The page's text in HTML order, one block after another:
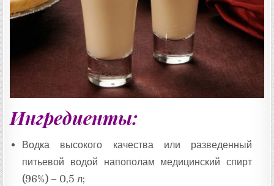
Ингредиенты:
Водка высокого качества или разведенный
питьевой водой напополам медицинский спирт
(96%) – 0,5 л;